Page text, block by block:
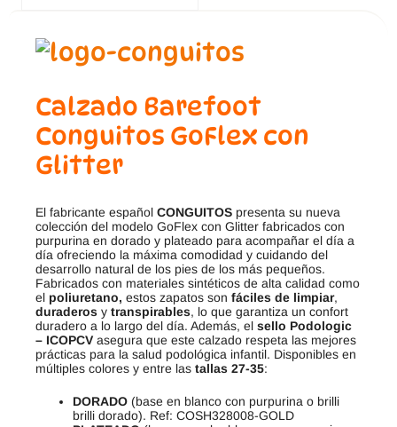
Calzado Barefoot
Conguitos GoFlex con
Glitter
El fabricante español CONGUITOS presenta su nueva
colección del modelo GoFlex con Glitter fabricados con
purpurina en dorado y plateado para acompañar el día a
día ofreciendo la máxima comodidad y cuidando del
desarrollo natural de los pies de los más pequeños.
Fabricados con materiales sintéticos de alta calidad como
el poliuretano, estos zapatos son fáciles de limpiar,
duraderos y transpirables, lo que garantiza un confort
duradero a lo largo del día. Además, el sello Podologic
– ICOPCV asegura que este calzado respeta las mejores
prácticas para la salud podológica infantil. Disponibles en
múltiples colores y entre las tallas 27-35:
DORADO (base en blanco con purpurina o brilli
brilli dorado). Ref: COSH328008-GOLD